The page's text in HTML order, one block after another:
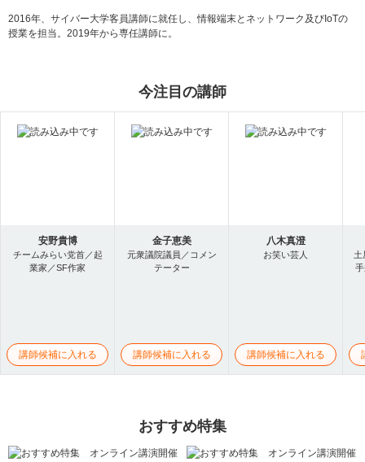
2016年、サイバー大学客員講師に就任し、情報端末とネットワーク及びIoTの
授業を担当。2019年から専任講師に。
今注目の講師
安野貴博
チームみらい党首／起
業家／SF作家
講師候補に入れる
金子恵美
元衆議院議員／コメン
テーター
講師候補に入れる
八木真澄
お笑い芸人
講師候補に入れる
土
おすすめ特集